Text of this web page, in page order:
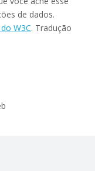
de dados.
W3C. Tradução